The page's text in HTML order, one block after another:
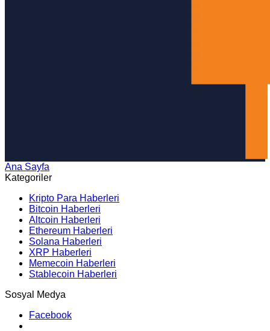
Ana Sayfa
Kategoriler
Kripto Para Haberleri
Bitcoin Haberleri
Altcoin Haberleri
Ethereum Haberleri
Solana Haberleri
XRP Haberleri
Memecoin Haberleri
Stablecoin Haberleri
Sosyal Medya
Facebook